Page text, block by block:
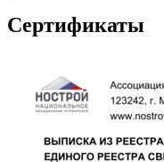
Сертификаты